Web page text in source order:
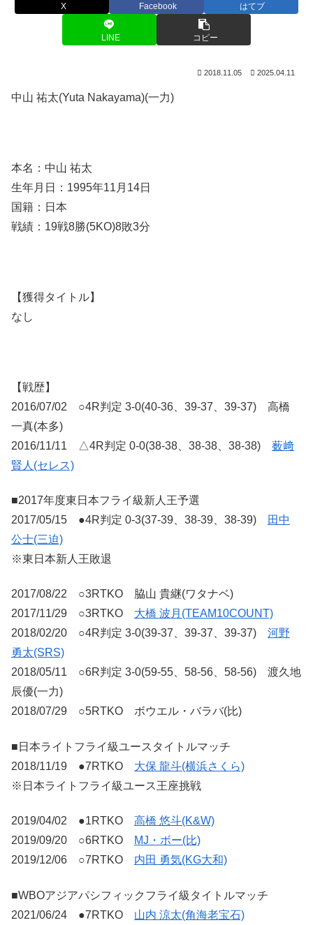
X Facebook はてブ
LINE コピー
2018.11.05 2025.04.11
中山 祐太(Yuta Nakayama)(一力)
本名：中山 祐太
生年月日：1995年11月14日
国籍：日本
戦績：19戦8勝(5KO)8敗3分
【獲得タイトル】
なし
【戦歴】
2016/07/02 ○4R判定 3-0(40-36、39-37、39-37) 高橋
一真(本多)
2016/11/11 △4R判定 0-0(38-38、38-38、38-38) 薮﨑
賢人(セレス)
■2017年度東日本フライ級新人王予選
2017/05/15 ●4R判定 0-3(37-39、38-39、38-39)
田中
公士(三迫)
※東日本新人王敗退
2017/08/22 ○3RTKO 脇山 貴継(ワタナベ)
2017/11/29 ○3RTKO 大橋 波月(TEAM10COUNT)
2018/02/20 ○4R判定 3-0(39-37、39-37、39-37) 河野
勇太(SRS)
2018/05/11 ○6R判定 3-0(59-55、58-56、58-56) 渡久地
辰優(一力)
2018/07/29 ○5RTKO ボウエル・バラバ(比)
■日本ライトフライ級ユースタイトルマッチ
2018/11/19 ●7RTKO 大保 龍斗(横浜さくら)
※日本ライトフライ級ユース王座挑戦
2019/04/02 ●1RTKO 高橋 悠斗(K&W)
2019/09/20 ○6RTKO
MJ・ボー(比)
2019/12/06 ○7RTKO 内田 勇気(KG大和)
■WBOアジアパシフィックフライ級タイトルマッチ
2021/06/24 ●7RTKO 山内 涼太(角海老宝石)